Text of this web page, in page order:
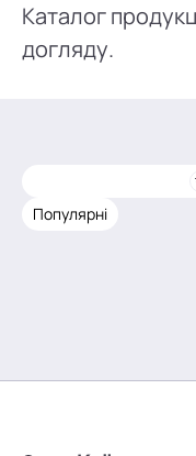
Каталог
догляду.
Популярні